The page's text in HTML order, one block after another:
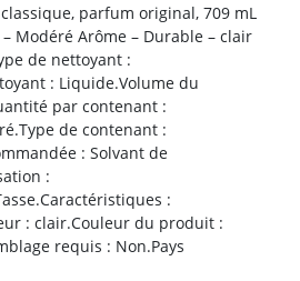
parfum original, 709 mL
Modéré Arôme – Durable – clair
de nettoyant :
: Liquide.Volume du
par contenant :
de contenant :
: Solvant de
:
:
: clair.Couleur du produit :
requis : Non.Pays